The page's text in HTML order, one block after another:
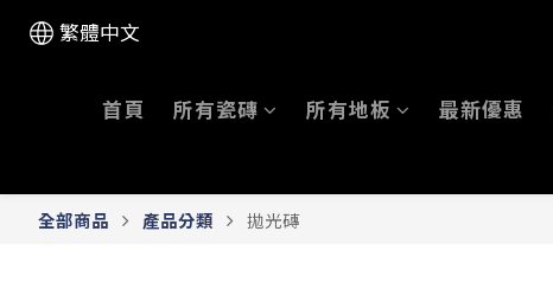
繁體中文
首頁 所有瓷磚 所有地板 最新優惠
全部商品 產品分類 拋光磚